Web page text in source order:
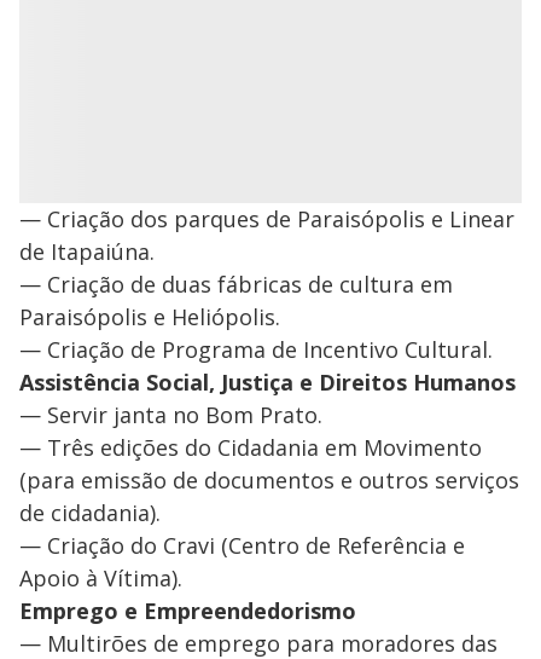
— Criação dos parques de Paraisópolis e Linear
de Itapaiúna.
— Criação de duas fábricas de cultura em
Paraisópolis e Heliópolis.
— Criação de Programa de Incentivo Cultural.
Assistência Social, Justiça e Direitos Humanos
— Servir janta no Bom Prato.
— Três edições do Cidadania em Movimento
(para emissão de documentos e outros serviços
de cidadania).
— Criação do Cravi (Centro de Referência e
Apoio à Vítima).
Emprego e Empreendedorismo
— Multirões de emprego para moradores das